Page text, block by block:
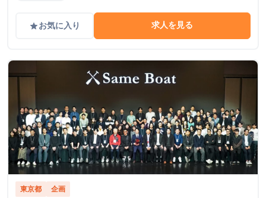
gradeお気に入り 求人を見る
東京都 企画